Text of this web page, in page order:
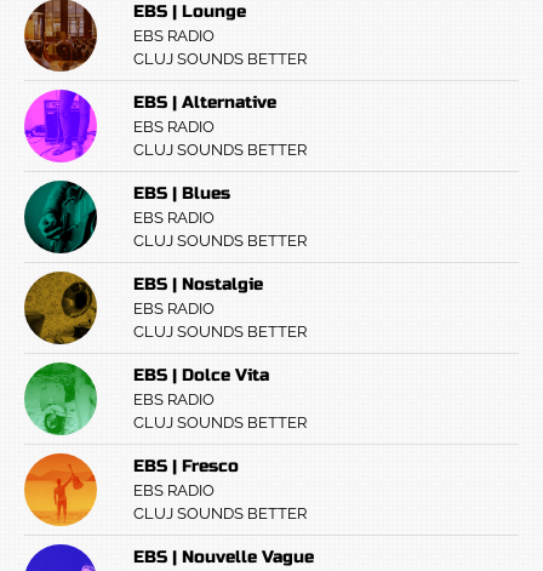
EBS | Lounge
EBS RADIO
CLUJ SOUNDS BETTER
EBS | Alternative
EBS RADIO
CLUJ SOUNDS BETTER
EBS | Blues
EBS RADIO
CLUJ SOUNDS BETTER
EBS | Nostalgie
EBS RADIO
CLUJ SOUNDS BETTER
EBS | Dolce Vita
EBS RADIO
CLUJ SOUNDS BETTER
EBS | Fresco
EBS RADIO
CLUJ SOUNDS BETTER
EBS | Nouvelle Vague